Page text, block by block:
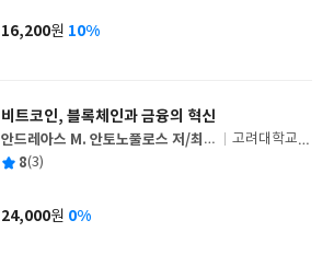
사
가
16,200원 10%
비트코인, 블록체인과 금융의 혁신
글
쓴
안드레아스 M. 안토노풀로스 저/최은
실,김도훈,송주한 공역/코인플러그
출
사
고려대학교출
평 8(3)
가
24,000원 0%